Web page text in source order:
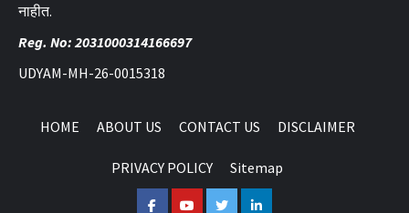
नाहीत.
Reg. No: 2031000314166697
UDYAM-MH-26-0015318
HOME ABOUT US CONTACT US DISCLAIMER
PRIVACY POLICY Sitemap
FacebookYoutubeTwitterLinkedin